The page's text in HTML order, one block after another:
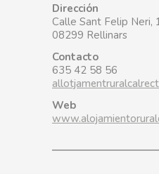
Dirección
Calle Sant Felip Neri,
08299 Rellinars
Contacto
635 42 58 56
Web